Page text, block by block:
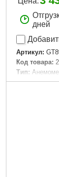
дней
Артикул:
Код товара:
Тип:
Вид
Диапазон